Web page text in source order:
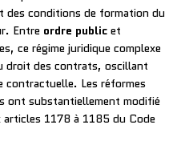
des conditions de formation du
Entre ordre public et
ce régime juridique complexe
droit des contrats, oscillant
contractuelle. Les réformes
ont substantiellement modifié
articles 1178 à 1185 du Code